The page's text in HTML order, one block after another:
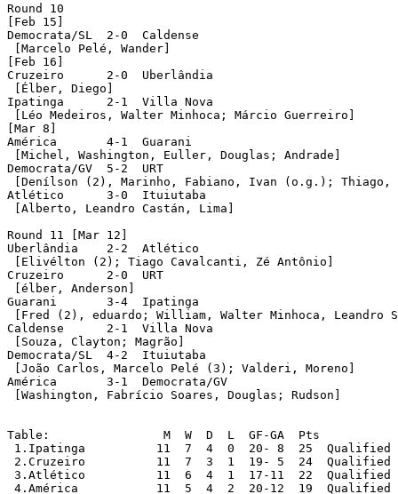
Round 10
[Feb 15]
Democrata/SL  2-0  Caldense
[Marcelo Pelé, Wander]
[Feb 16]
Cruzeiro      2-0  Uberlândia
[Élber, Diego]
Ipatinga      2-1  Villa Nova
[Léo Medeiros, Walter Minhoca; Márcio Guerreiro]
[Mar 8]
América       4-1  Guarani
[Michel, Washington, Euller, Douglas; Andrade]
Democrata/GV  5-2  URT
[Denílson (2), Marinho, Fabiano, Ivan (o.g.); Thiago,
Atlético      3-0  Ituiutaba
[Alberto, Leandro Castán, Lima]
Round 11 [Mar 12]
Uberlândia    2-2  Atlético
[Elivélton (2); Tiago Cavalcanti, Zé Antônio]
Cruzeiro      2-0  URT
[élber, Anderson]
Guarani       3-4  Ipatinga
[Fred (2), eduardo; William, Walter Minhoca, Leandro
Caldense      2-1  Villa Nova
[Souza, Clayton; Magrão]
Democrata/SL  4-2  Ituiutaba
[João Carlos, Marcelo Pelé (3); Valderi, Moreno]
América       3-1  Democrata/GV
[Washington, Fabrício Soares, Douglas; Rudson]
Table:		      M  W  D  L  GF-GA  Pts
1.Ipatinga          11  7  4  0  20- 8  25  Qualified
2.Cruzeiro          11  7  3  1  19- 5  24  Qualified
3.Atlético          11  6  4  1  17-11  22  Qualified
4.América           11  5  4  2  20-12  19  Qualified